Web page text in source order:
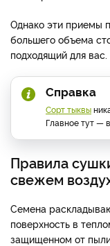
Однако эти приемы
большего объема
подходящий для вас.
Справка
Сорт тыквы
Главное тут —
Правила
свежем
Семена
поверхность в
защищенном от